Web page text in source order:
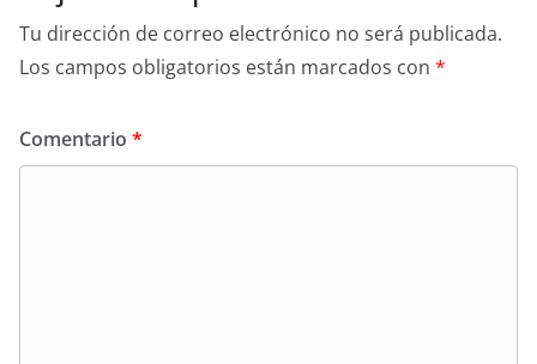
Tu dirección de correo electrónico no será publicada.
Los campos obligatorios están marcados con *
Comentario *